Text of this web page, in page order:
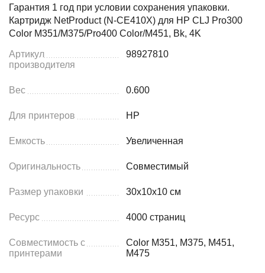
Гарантия 1 год при условии сохранения упаковки.
Картридж NetProduct (N-CE410X) для HP CLJ Pro300
Color M351/M375/Pro400 Color/M451, Bk, 4K
Артикул
производителя
98927810
Вес 0.600
Для принтеров HP
Емкость Увеличенная
Оригинальность Совместимый
Размер упаковки 30x10x10 см
Ресурс 4000 страниц
Совместимость с
принтерами
Color M351, M375, M451,
M475